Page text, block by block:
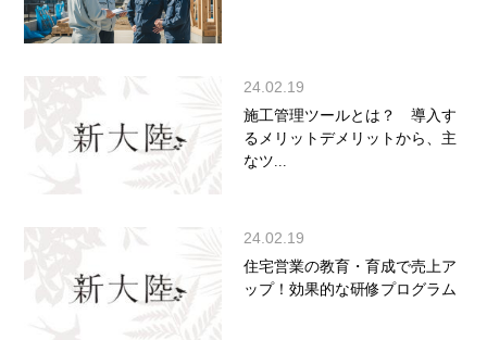
24.02.19
施工管理ツールとは？ 導入す
るメリットデメリットから、主
なツ...
24.02.19
住宅営業の教育・育成で売上ア
ップ！効果的な研修プログラム